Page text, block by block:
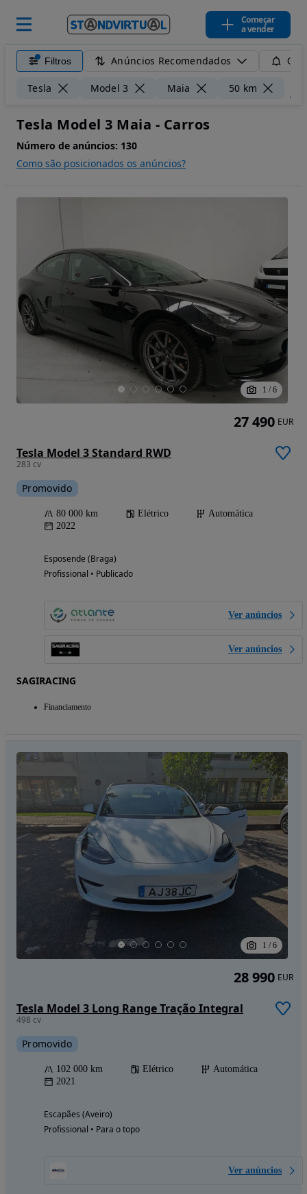
Começar
a vender
Filtros Anúncios Recomendados
Tesla Model 3 Maia 50 km
Tesla Model 3 Maia - Carros
Número de anúncios: 130
Como são posicionados os anúncios?
1 / 6
Tesla Model 3 Standard RWD
283 cv
Promovido
80 000 km Elétrico
Automática
2022
Esposende (Braga)
Profissional • Publicado
Ver anúncios
Ver anúncios
SAGIRACING
Financiamento
27 490 EUR
1 / 6
Tesla Model 3 Long Range Tração Integral
498 cv
Promovido
102 000 km Elétrico
Automática
2021
Escapães (Aveiro)
Profissional • Para o topo
Ver anúncios
28 990 EUR